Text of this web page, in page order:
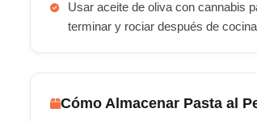
Usar aceite de oliva con cannabis
terminar y rociar después de
Cómo Almacenar Pasta al